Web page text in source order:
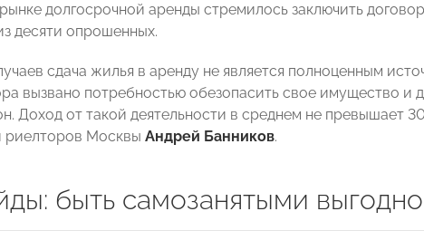
долгосрочной аренды стремилось заключить
десяти опрошенных.
сдача жилья в аренду не является полноценным
вызвано потребностью обезопасить свое имущество и
Доход от такой деятельности в среднем не превышает
риелторов Москвы Андрей Банников.
быть самозанятыми выгодно